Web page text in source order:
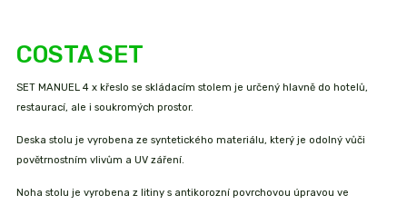
COSTA SET
SET MANUEL 4 x křeslo se skládacím stolem je určený hlavně do hotelů,
restaurací, ale i soukromých prostor.
Deska stolu je vyrobena ze syntetického materiálu, který je odolný vůči
povětrnostním vlivům a UV záření.
Noha stolu je vyrobena z litiny s antikorozní povrchovou úpravou ve